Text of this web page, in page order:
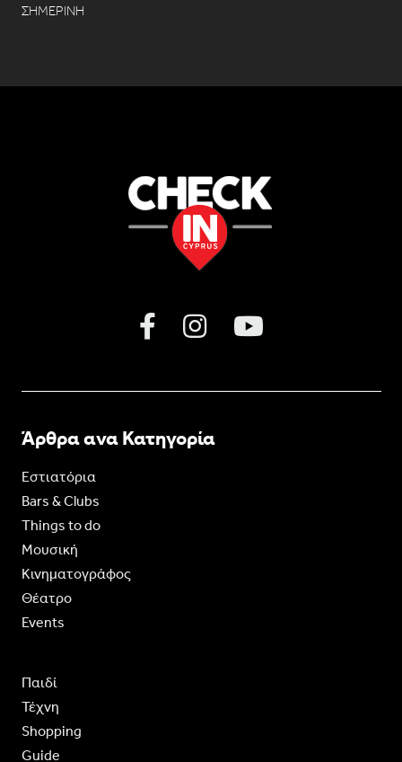
ΣΗΜΕΡΙΝΗ
Άρθρα ανα Κατηγορία
Εστιατόρια
Bars & Clubs
Things to do
Moυσική
Κινηματογράφος
Θέατρο
Events
Παιδί
Τέχνη
Shopping
Guide